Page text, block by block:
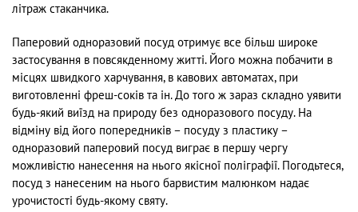
літраж стаканчика.
Паперовий одноразовий посуд отримує все більш широке
застосування в повсякденному житті. Його можна побачити в
місцях швидкого харчування, в кавових автоматах, при
виготовленні фреш-соків та ін. До того ж зараз складно уявити
будь-який виїзд на природу без одноразового посуду. На
відміну від його попередників – посуду з пластику –
одноразовий паперовий посуд виграє в першу чергу
можливістю нанесення на нього якісної поліграфії. Погодьтеся,
посуд з нанесеним на нього барвистим малюнком надає
урочистості будь-якому святу.